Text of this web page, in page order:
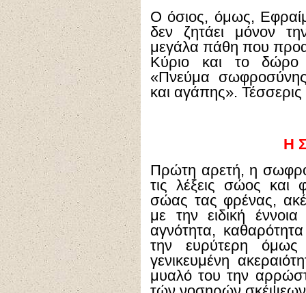
Ο όσιος, όμως,
δεν ζητάει μόνον
μεγάλα πάθη που
Κύριο και το δώρο
«Πνεύμα
και αγάπης». Τέσσερις
Η
Πρώτη αρετή, η
τις λέξεις σώος και
σώας τας φρένας,
με την ειδική
αγνότητα,
την ευρύτερη όμως
γενικευμένη
μυαλό του την